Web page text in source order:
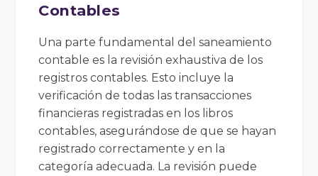
Contables
Una parte fundamental del saneamiento
contable es la revisión exhaustiva de los
registros contables. Esto incluye la
verificación de todas las transacciones
financieras registradas en los libros
contables, asegurándose de que se hayan
registrado correctamente y en la
categoría adecuada. La revisión puede